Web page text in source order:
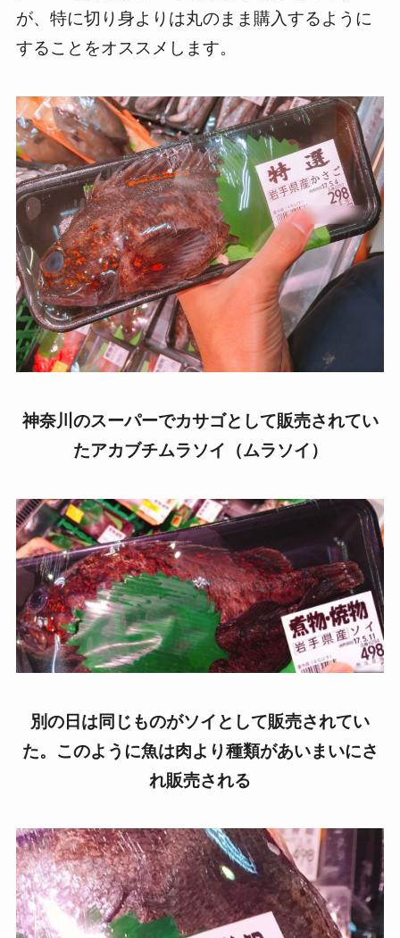
が、特に切り身よりは丸のまま購入するように
することをオススメします。
神奈川のスーパーでカサゴとして販売されてい
たアカブチムラソイ（ムラソイ）
別の日は同じものがソイとして販売されてい
た。このように魚は肉より種類があいまいにさ
れ販売される